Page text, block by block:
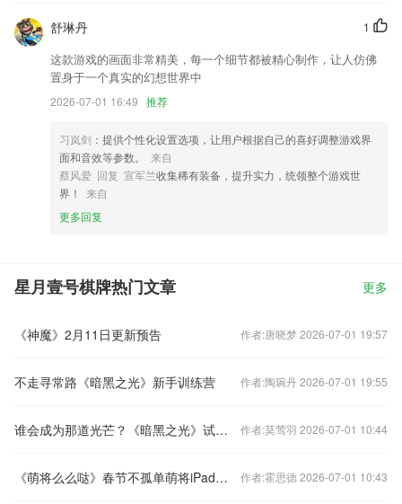
1
舒琳丹
这款游戏的画面非常精美，每一个细节都被精心制作，让人仿佛
置身于一个真实的幻想世界中
2026-07-01 16:49 推荐
习岚剑 ：提供个性化设置选项，让用户根据自己的喜好调整游戏界
面和音效等参数。
来自
蔡风爱 回复 宣军兰收集稀有装备，提升实力，统领整个游戏世
界！
来自
更多回复
星月壹号棋牌热门文章 更多
《神魔》2月11日更新预告 作者:唐晓梦 2026-07-01 19:57
不走寻常路《暗黑之光》新手训练营 作者:陶琬丹 2026-07-01 19:55
谁会成为那道光芒？《暗黑之光》试玩评测视频 作者:莫莺羽 2026-07-01 10:44
《萌将么么哒》春节不孤单萌将iPad来相伴 作者:霍思德 2026-07-01 10:43